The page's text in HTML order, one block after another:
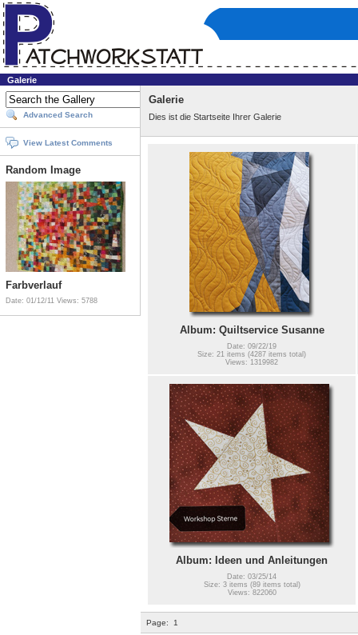
Galerie
Advanced Search
View Latest Comments
Random Image
Farbverlauf
Date: 01/12/11 Views: 5788
Galerie
Dies ist die Startseite Ihrer Galerie
Album: Quiltservice Susanne
Date: 09/22/19
Size: 21 items (4287 items total)
Views: 1319982
Album: Ideen und Anleitungen
Date: 03/25/14
Size: 3 items (89 items total)
Views: 822060
Page: 1